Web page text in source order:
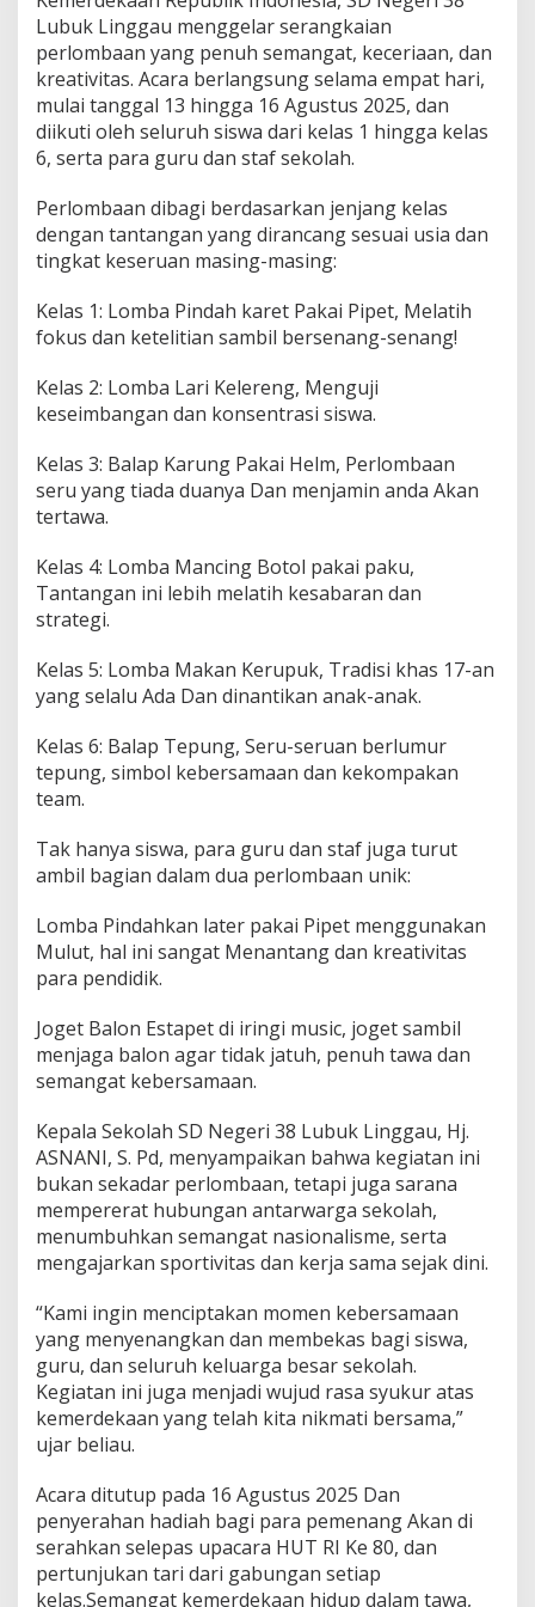
M
P
E
R
L
O
M
B
A
N
U
N
K
U
T
U
K
I
S
W
A
N
U
D
L
A
M
N
G
A
H
U
-
0
Lubuk Linggau menggelar serangkaian
perlombaan yang penuh semangat, keceriaan, dan
kreativitas. Acara berlangsung selama empat hari,
mulai tanggal 13 hingga 16 Agustus 2025, dan
diikuti oleh seluruh siswa dari kelas 1 hingga kelas
6, serta para guru dan staf sekolah.
Perlombaan dibagi berdasarkan jenjang kelas
dengan tantangan yang dirancang sesuai usia dan
tingkat keseruan masing-masing:
Kelas 1: Lomba Pindah karet Pakai Pipet, Melatih
fokus dan ketelitian sambil bersenang-senang!
Kelas 2: Lomba Lari Kelereng, Menguji
keseimbangan dan konsentrasi siswa.
Kelas 3: Balap Karung Pakai Helm, Perlombaan
seru yang tiada duanya Dan menjamin anda Akan
tertawa.
Kelas 4: Lomba Mancing Botol pakai paku,
Tantangan ini lebih melatih kesabaran dan
strategi.
Kelas 5: Lomba Makan Kerupuk, Tradisi khas 17-an
yang selalu Ada Dan dinantikan anak-anak.
Kelas 6: Balap Tepung, Seru-seruan berlumur
tepung, simbol kebersamaan dan kekompakan
team.
Tak hanya siswa, para guru dan staf juga turut
ambil bagian dalam dua perlombaan unik:
Lomba Pindahkan later pakai Pipet menggunakan
Mulut, hal ini sangat Menantang dan kreativitas
para pendidik.
Joget Balon Estapet di iringi music, joget sambil
menjaga balon agar tidak jatuh, penuh tawa dan
semangat kebersamaan.
Kepala Sekolah SD Negeri 38 Lubuk Linggau, Hj.
ASNANI, S. Pd, menyampaikan bahwa kegiatan ini
bukan sekadar perlombaan, tetapi juga sarana
mempererat hubungan antarwarga sekolah,
menumbuhkan semangat nasionalisme, serta
mengajarkan sportivitas dan kerja sama sejak dini.
“Kami ingin menciptakan momen kebersamaan
yang menyenangkan dan membekas bagi siswa,
guru, dan seluruh keluarga besar sekolah.
Kegiatan ini juga menjadi wujud rasa syukur atas
kemerdekaan yang telah kita nikmati bersama,”
ujar beliau.
Acara ditutup pada 16 Agustus 2025 Dan
penyerahan hadiah bagi para pemenang Akan di
serahkan selepas upacara HUT RI Ke 80, dan
pertunjukan tari dari gabungan setiap
kelas.Semangat kemerdekaan hidup dalam tawa,